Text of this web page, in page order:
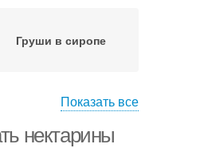
Груши в сиропе
Нектарины в сахарном
сиропе
Показать все
нектарины